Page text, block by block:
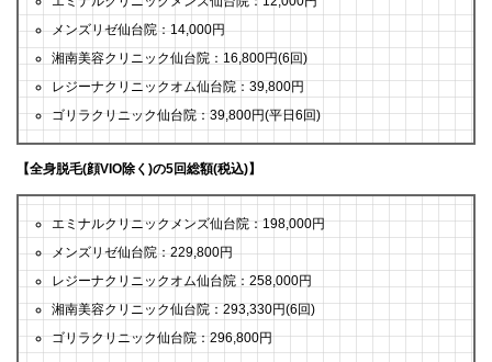
メンズリゼ仙台院：14,000円
湘南美容クリニック仙台院：16,800円(6回)
レジーナクリニックオム仙台院：39,800円
ゴリラクリニック仙台院：39,800円(平日6回)
【全身脱毛(顔VIO除く)の5回総額(税込)】
エミナルクリニックメンズ仙台院：198,000円
メンズリゼ仙台院：229,800円
レジーナクリニックオム仙台院：258,000円
湘南美容クリニック仙台院：293,330円(6回)
ゴリラクリニック仙台院：296,800円